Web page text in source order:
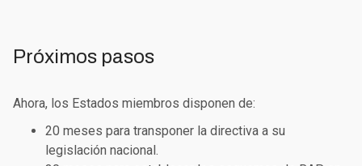
Próximos pasos
Ahora, los Estados miembros disponen de:
20 meses para transponer la directiva a su
legislación nacional.